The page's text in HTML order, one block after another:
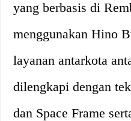
yang berbasis di
menggunakan Hino
layanan antarkota
dilengkapi dengan
dan Space Frame